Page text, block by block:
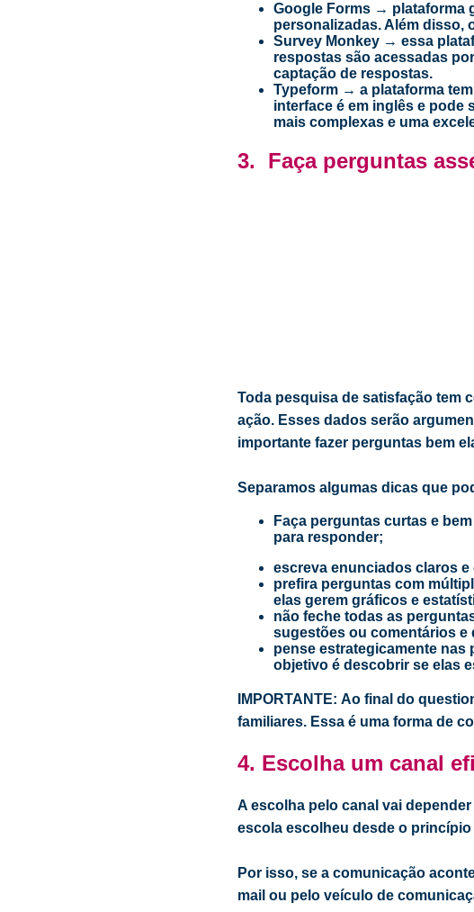
Google Forms → plataforma
personalizadas. Além disso,
Survey Monkey → essa
respostas são acessadas
captação de respostas.
Typeform → a plataforma
interface é em inglês e pode
mais complexas e uma
3. Faça perguntas
Toda pesquisa de satisfação tem
ação. Esses dados serão
importante fazer perguntas bem
Separamos algumas dicas que
Faça perguntas curtas e
para responder;
escreva enunciados claros
prefira perguntas com
elas gerem gráficos e
não feche todas as
sugestões ou comentários e
pense estrategicamente nas
objetivo é descobrir se elas
IMPORTANTE: Ao final do
familiares. Essa é uma forma de
4. Escolha um canal
A escolha pelo canal vai
escola escolheu desde o
Por isso, se a comunicação
mail ou pelo veículo de